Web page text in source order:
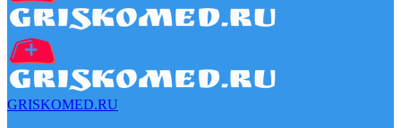
GRISKOMED.RU